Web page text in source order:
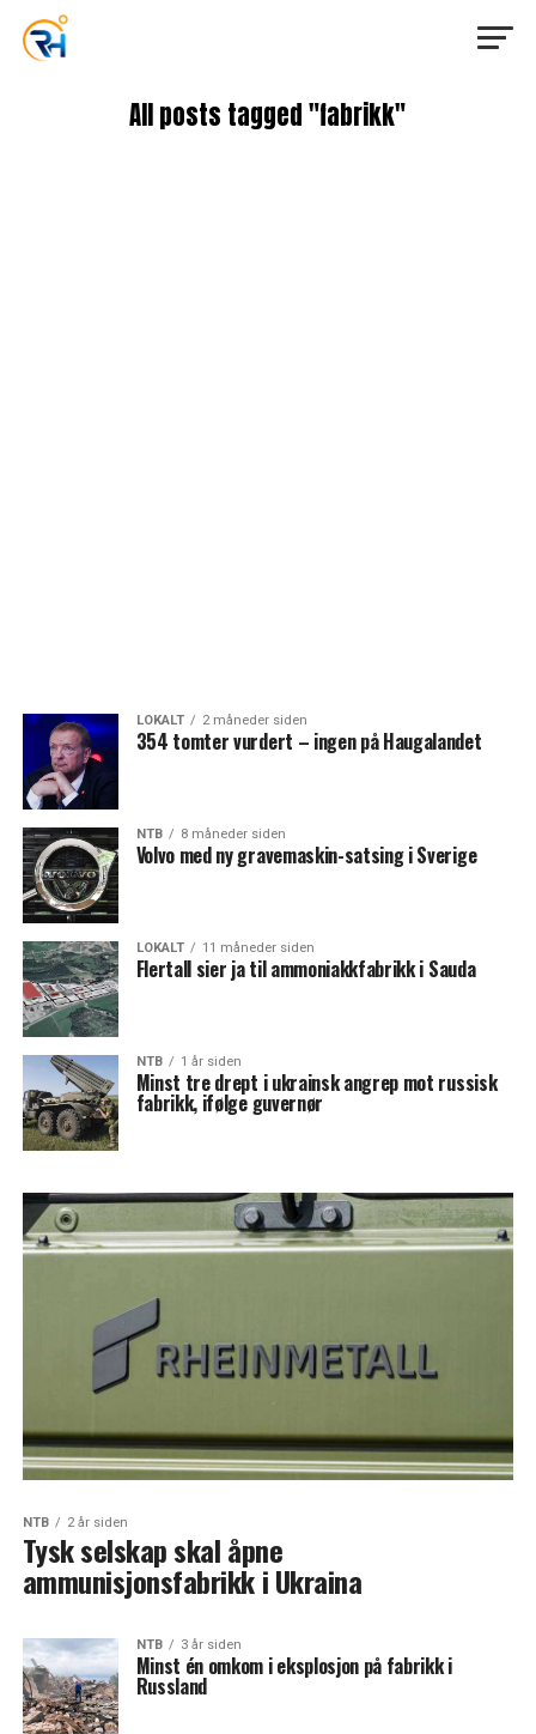
All posts tagged "fabrikk"
LOKALT 2 måneder siden
354 tomter vurdert – ingen på Haugalandet
NTB 8 måneder siden
Volvo med ny gravemaskin-satsing i Sverige
LOKALT 11 måneder siden
Flertall sier ja til ammoniakkfabrikk i Sauda
NTB 1 år siden
Minst tre drept i ukrainsk angrep mot russisk
fabrikk, ifølge guvernør
NTB 2 år siden
Tysk selskap skal åpne
ammunisjonsfabrikk i Ukraina
NTB 3 år siden
Minst én omkom i eksplosjon på fabrikk i
Russland